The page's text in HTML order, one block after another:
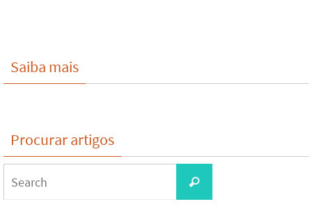
Saiba mais
Procurar artigos
Search